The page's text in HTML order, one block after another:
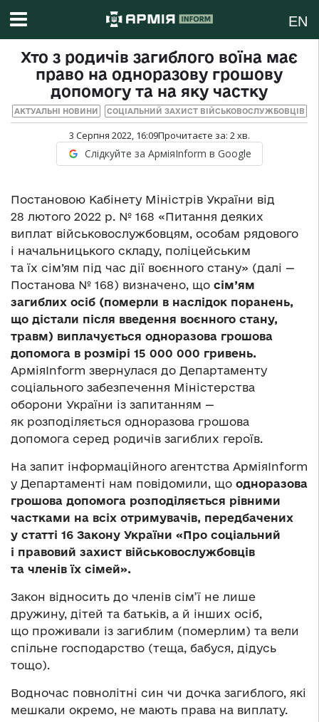
EN
Хто з родичів загиблого воїна має
право на одноразову грошову
допомогу та на яку частку
АКТУАЛЬНІ НОВИНИ СОЦІАЛЬНИЙ ЗАХИСТ ВІЙСЬКОВОСЛУЖБОВЦІВ
3 Серпня 2022, 16:09Прочитаєте за: 2хв.
Слідкуйте за АрміяInform в Google
Постановою Кабінету Міністрів України від
28 лютого 2022 р. № 168 «Питання деяких
виплат військовослужбовцям, особам рядового
і начальницького складу, поліцейським
та їх сім’ям під час дії воєнного стану» (далі —
Постанова № 168) визначено, що сім’ям
загиблих осіб (померли в наслідок поранень,
що дістали після введення воєнного стану,
травм) виплачується одноразова грошова
допомога в розмірі 15 000 000 гривень.
АрміяInform звернулася до Департаменту
соціального забезпечення Міністерства
оборони України із запитанням —
як розподіляється одноразова грошова
допомога серед родичів загиблих героїв.
На запит інформаційного агентства АрміяInform
у Департаменті нам повідомили, що одноразова
грошова допомога розподіляється рівними
частками на всіх отримувачів, передбачених
у статті 16 Закону України «Про соціальний
і правовий захист військовослужбовців
та членів їх сімей».
Закон відносить до членів сім’ї не лише
дружину, дітей та батьків, а й інших осіб,
що проживали із загиблим (померлим) та вели
спільне господарство (теща, бабуся, дідусь
тощо).
Водночас повнолітні син чи дочка загиблого, які
мешкали окремо, не мають права на виплату.